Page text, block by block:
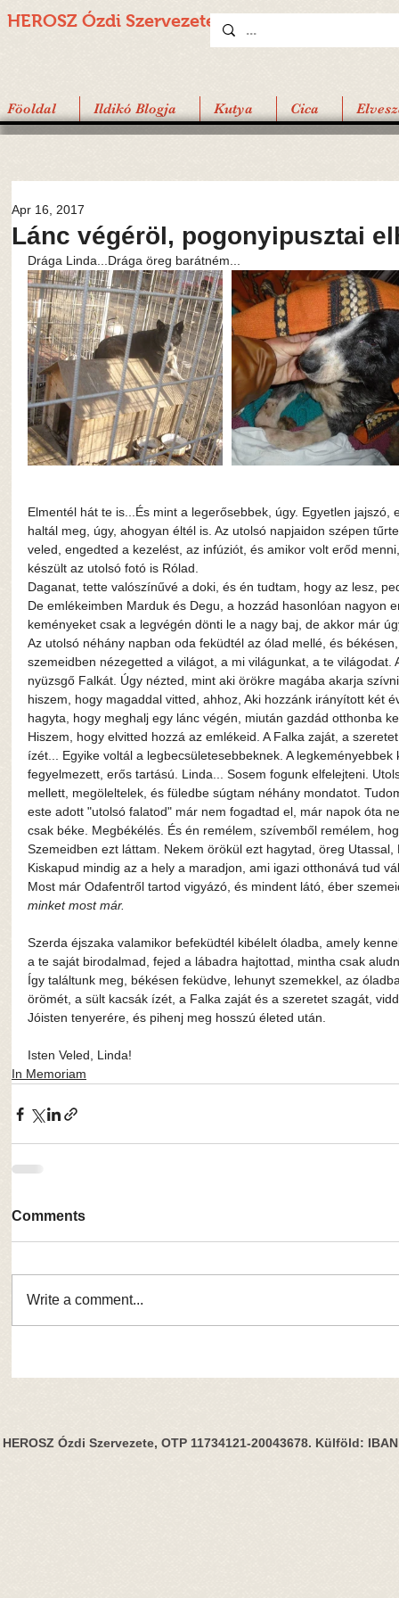
HEROSZ Ózdi Szervezete
Föoldal Ildikó Blogja Kutya Cica
Lánc végéröl, pogonyipusztai
Apr 16, 2017
Drága Linda...Drága öreg barátném...
Elmentél hát te is...És mint a legerősebbek, úgy. Egyetlen
haltál meg, úgy, ahogyan éltél is. Az utolsó napjaidon szépen
veled, engedted a kezelést, az infúziót, és amikor volt erőd
készült az utolsó fotó is Rólad.
Daganat, tette valószínűvé a doki, és én tudtam, hogy az lesz,
De emlékeimben Marduk és Degu, a hozzád hasonlóan nagyon
keményeket csak a legvégén dönti le a nagy baj, de akkor már
Az utolsó néhány napban oda feküdtél az ólad mellé, és
szemeidben nézegetted a világot, a mi világunkat, a te
nyüzsgő Falkát. Úgy nézted, mint aki örökre magába akarja
hiszem, hogy magaddal vitted, ahhoz, Aki hozzánk irányított két
hagyta, hogy meghalj egy lánc végén, miután gazdád otthonba
Hiszem, hogy elvitted hozzá az emlékeid. A Falka zaját, a
ízét... Egyike voltál a legbecsületesebbeknek. A
fegyelmezett, erős tartású. Linda... Sosem fogunk elfelejteni.
mellett, megöleltelek, és füledbe súgtam néhány mondatot.
este adott "utolsó falatod" már nem fogadtad el, már napok óta
csak béke. Megbékélés. És én remélem, szívemből remélem,
Szemeidben ezt láttam. Nekem örökül ezt hagytad, öreg
Kiskapud mindig az a hely a maradjon, ami igazi otthonává tud
Most már Odafentről tartod vigyázó, és mindent látó, éber
minket most már.
Szerda éjszaka valamikor befeküdtél kibélelt óladba, amely
a te saját birodalmad, fejed a lábadra hajtottad, mintha csak
Így találtunk meg, békésen feküdve, lehunyt szemekkel, az
örömét, a sült kacsák ízét, a Falka zaját és a szeretet szagát,
Jóisten tenyerére, és pihenj meg hosszú életed után.
Isten Veled, Linda!
In Memoriam
Comments
Write a comment...
HEROSZ Ózdi Szervezete, OTP 11734121-20043678. Külföld: